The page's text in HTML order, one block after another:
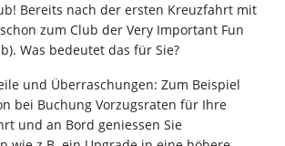
Bereits nach der ersten Kreuzfahrt mit
zum Club der Very Important Fun
Was bedeutet das für Sie?
und Überraschungen: Zum Beispiel
bei Buchung Vorzugsraten für Ihre
und an Bord geniessen Sie